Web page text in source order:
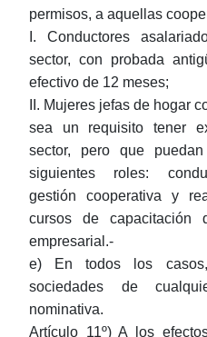
permisos, a aquellas
I. Conductores
sector, con probada
efectivo de 12 meses;
II. Mujeres jefas de hogar
sea un requisito tener
sector, pero que
siguientes roles:
gestión cooperativa y
cursos de capacitación
empresarial.-
e) En todos los
sociedades de
nominativa.
Artículo 11º) A los